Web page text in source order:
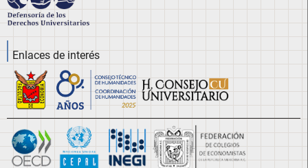
Enlaces de interés